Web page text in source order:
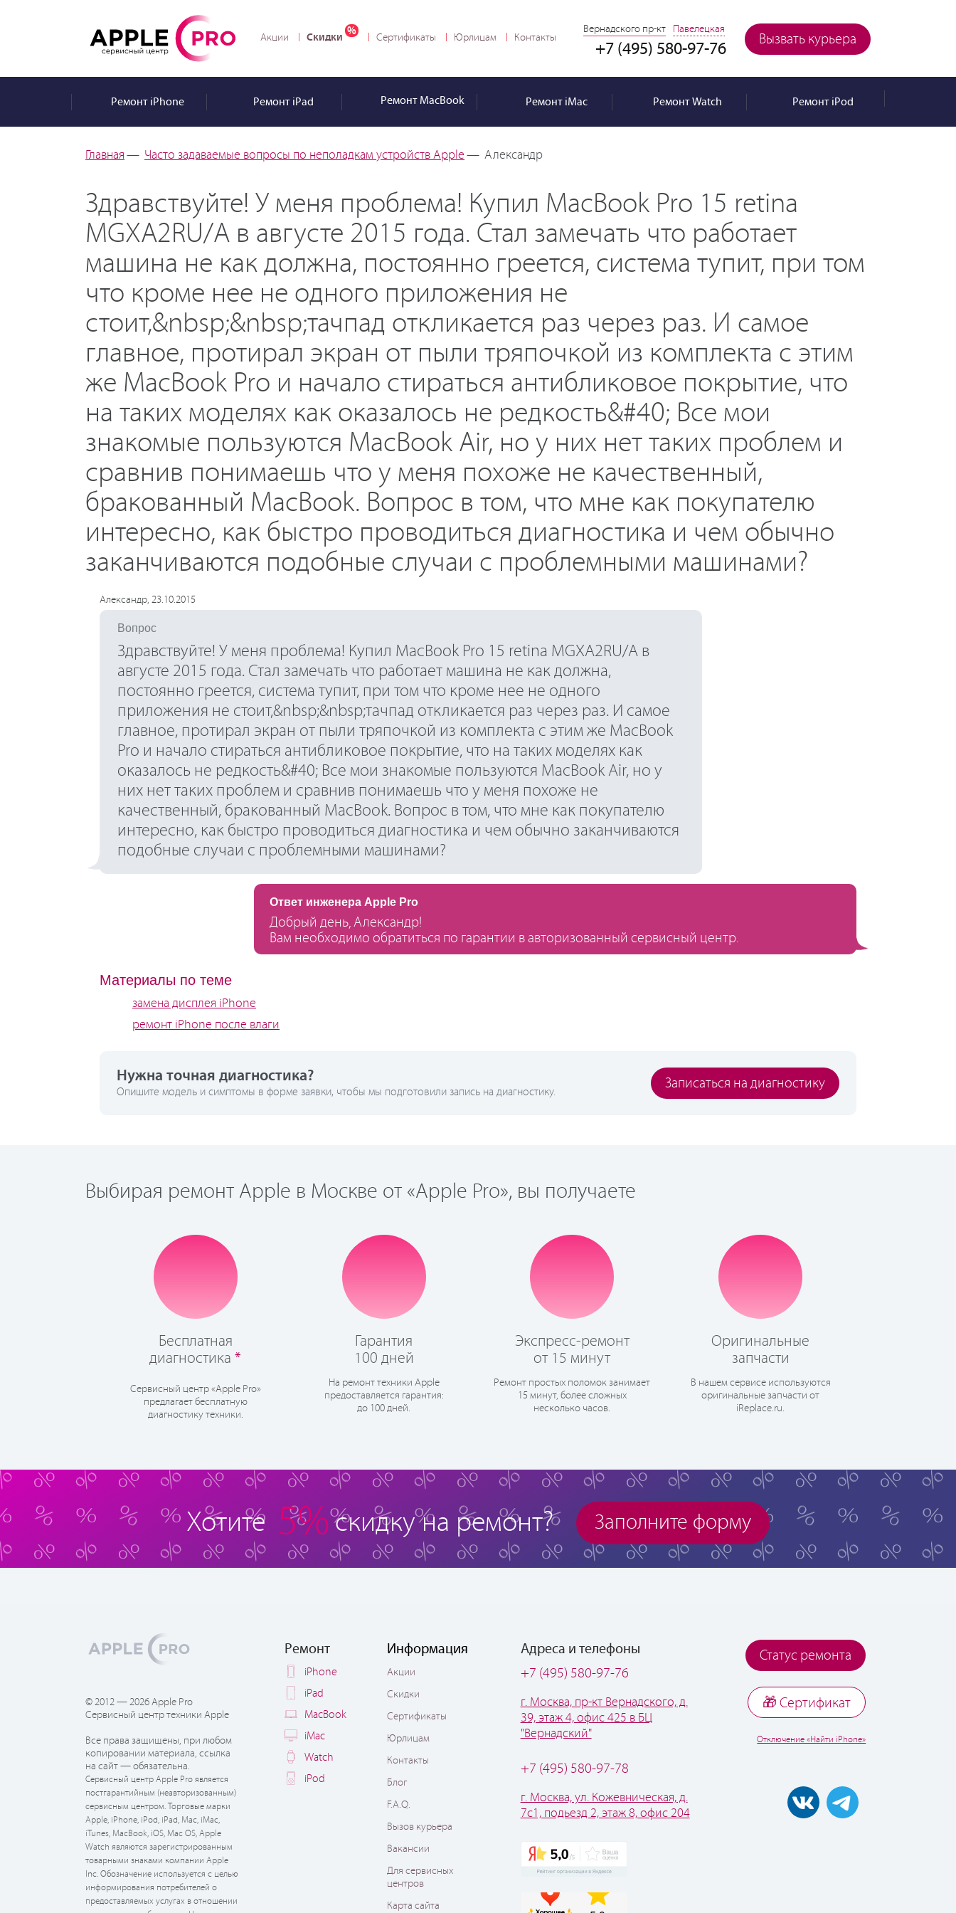
Вызвать курьера
Вернадского пр-кт Павелецкая
+7 (495) 580-97-76
Акции Скидки Сертификаты Юрлицам Контакты
РемонтiPhone РемонтiPad Ремонт MacBook РемонтiMac РемонтWatch РемонтiPod
Главная — Часто задаваемые вопросы по неполадкам устройств Apple — Александр
Здравствуйте! У меня проблема! Купил MacBook Pro 15 retina
MGXA2RU/A в августе 2015 года. Стал замечать что работает
машина не как должна, постоянно греется, система тупит, при том
что кроме нее не одного приложения не
стоит,&nbsp;&nbsp;тачпад откликается раз через раз. И самое
главное, протирал экран от пыли тряпочкой из комплекта с этим
же MacBook Pro и начало стираться антибликовое покрытие, что
на таких моделях как оказалось не редкость&#40; Все мои
знакомые пользуются MacBook Air, но у них нет таких проблем и
сравнив понимаешь что у меня похоже не качественный,
бракованный MacBook. Вопрос в том, что мне как покупателю
интересно, как быстро проводиться диагностика и чем обычно
заканчиваются подобные случаи с проблемными машинами?
Александр, 23.10.2015
Вопрос
Здравствуйте! У меня проблема! Купил MacBook Pro 15 retina MGXA2RU/A в
августе 2015 года. Стал замечать что работает машина не как должна,
постоянно греется, система тупит, при том что кроме нее не одного
приложения не стоит,&nbsp;&nbsp;тачпад откликается раз через раз. И самое
главное, протирал экран от пыли тряпочкой из комплекта с этим же MacBook
Pro и начало стираться антибликовое покрытие, что на таких моделях как
оказалось не редкость&#40; Все мои знакомые пользуются MacBook Air, но у
них нет таких проблем и сравнив понимаешь что у меня похоже не
качественный, бракованный MacBook. Вопрос в том, что мне как покупателю
интересно, как быстро проводиться диагностика и чем обычно заканчиваются
подобные случаи с проблемными машинами?
Ответ инженера Apple Pro
Добрый день, Александр!
Вам необходимо обратиться по гарантии в авторизованный сервисный центр.
Материалы по теме
замена дисплея iPhone
ремонт iPhone после влаги
Нужна точная диагностика?
Опишите модель и симптомы в форме заявки, чтобы мы подготовили запись на диагностику.
Записаться на диагностику
Выбирая ремонт Apple в Москве от «Apple Pro», вы получаете
Бесплатная
диагностика*
Сервисный центр «Apple Pro»
предлагает бесплатную
диагностику техники.
Гарантия
100 дней
На ремонт техники Apple
предоставляется гарантия:
до 100 дней.
Экспресс-ремонт
от 15 минут
Ремонт простых поломок занимает
15 минут, более сложных
несколько часов.
Оригинальные
запчасти
В нашем сервисе используются
оригинальные запчасти от
iReplace.ru.
Хотите 5% скидку на ремонт? Заполните форму
© 2012 — 2026 Apple Pro
Сервисный центр техники Apple
Все права защищены, при любом
копировании материала, ссылка
на сайт — обязательна.
Сервисный центр Apple Pro является
постгарантийным (неавторизованным)
сервисным центром. Торговые марки
Apple, iPhone, iPod, iPad, Mac, iMac,
iTunes, MacBook, iOS, Mac OS, Apple
Watch являются зарегистрированным
товарными знаками компании Apple
Inc. Обозначение используется с целью
информирования потребителей о
предоставляемых услугах в отношении
Ремонт
iPhone
iPad
MacBook
iMac
Watch
iPod
Информация
Акции
Скидки
Сертификаты
Юрлицам
Контакты
Блог
F.A.Q.
Вызов курьера
Вакансии
Для сервисных
центров
Карта сайта
Адреса и телефоны
+7 (495) 580-97-76
г. Москва, пр-кт Вернадского, д.
39, этаж 4, офис 425 в БЦ
"Вернадский"
+7 (495) 580-97-78
г. Москва, ул. Кожевническая, д.
7с1, подьезд 2, этаж 8, офис 204
Статус ремонта
🎁 Cертификат
Отключение «Найти iPhone»